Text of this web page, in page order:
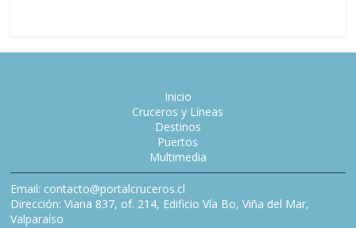
Inicio
Cruceros y Líneas
Destinos
Puertos
Multimedia
Email: contacto@portalcruceros.cl
Dirección: Viana 837, of. 214, Edificio Vía Bo, Viña del Mar,
Valparaíso